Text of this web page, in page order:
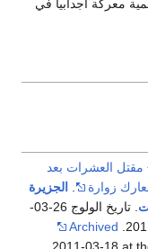
معركة أجدابيا في
مقتل العشرات بعد
زوارة
الجزيرة
. تاريخ الولوج 26-03-
Archived